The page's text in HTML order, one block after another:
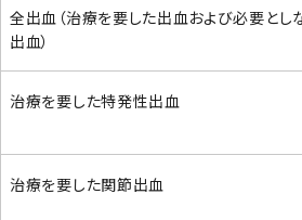
全出血（治療を要した出血および必要とし
出血）
治療を要した特発性出血
治療を要した関節出血